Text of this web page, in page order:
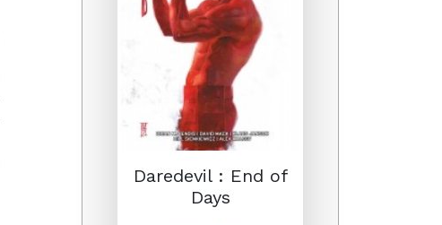
Daredevil : End of
Days